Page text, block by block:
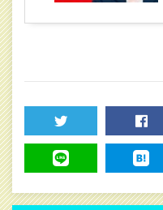
TWEET SHARE